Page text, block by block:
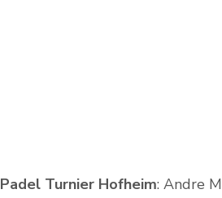
Padel Turnier Hofheim: Andre